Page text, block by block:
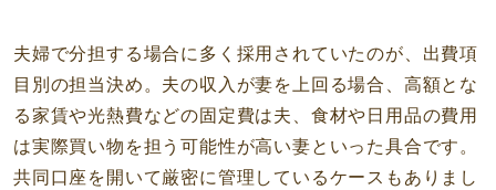
夫婦で分担する場合に多く採用されていたのが、出費項
目別の担当決め。夫の収入が妻を上回る場合、高額とな
る家賃や光熱費などの固定費は夫、食材や日用品の費用
は実際買い物を担う可能性が高い妻といった具合です。
共同口座を開いて厳密に管理しているケースもありまし